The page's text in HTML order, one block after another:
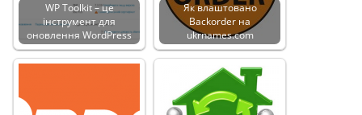
WP Toolkit – це
інструмент для
оновлення WordPress
Як влаштовано
Backorder на
ukrnames.com